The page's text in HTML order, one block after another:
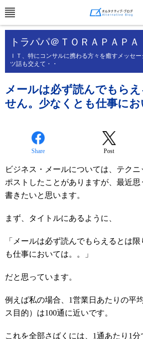
トラパパ＠ＴＯＲＡＰＡＰＡ
ＩＴ、特にコンサルに携わる方々を癒すメッセ
ツ話も交えて・・
メールは必ず読んでもら
せん。少なくとも仕事にお
Share Post
ビジネス・メールについては、テク
ポストしたことがありますが、最近思
書きたいと思います。
まず、タイトルにあるように、
「メールは必ず読んでもらえるとは
も仕事においては。。」
だと思っています。
例えば私の場合、 1営業日あたりの平
ス目的）は100通に近いです。
これを全部さばくには、 1通あたり 1分